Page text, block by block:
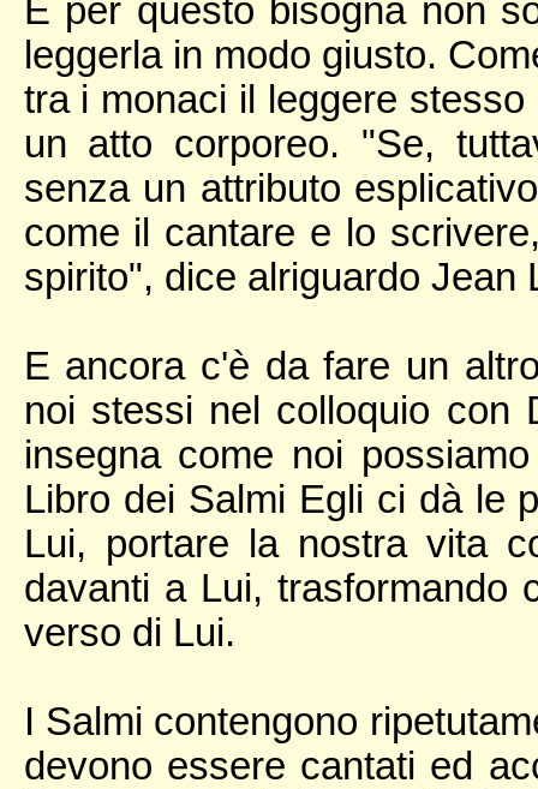
E per questo bisogna non
leggerla in modo giusto.
tra i monaci il leggere
un atto corporeo. "Se,
senza un attributo
come il cantare e lo
spirito", dice alriguardo Jean
E ancora c'è da fare un
noi stessi nel colloquio con
insegna come noi
Libro dei Salmi Egli ci dà le
Lui, portare la nostra vita
davanti a Lui, trasformando
verso di Lui.
I Salmi contengono
devono essere cantati ed